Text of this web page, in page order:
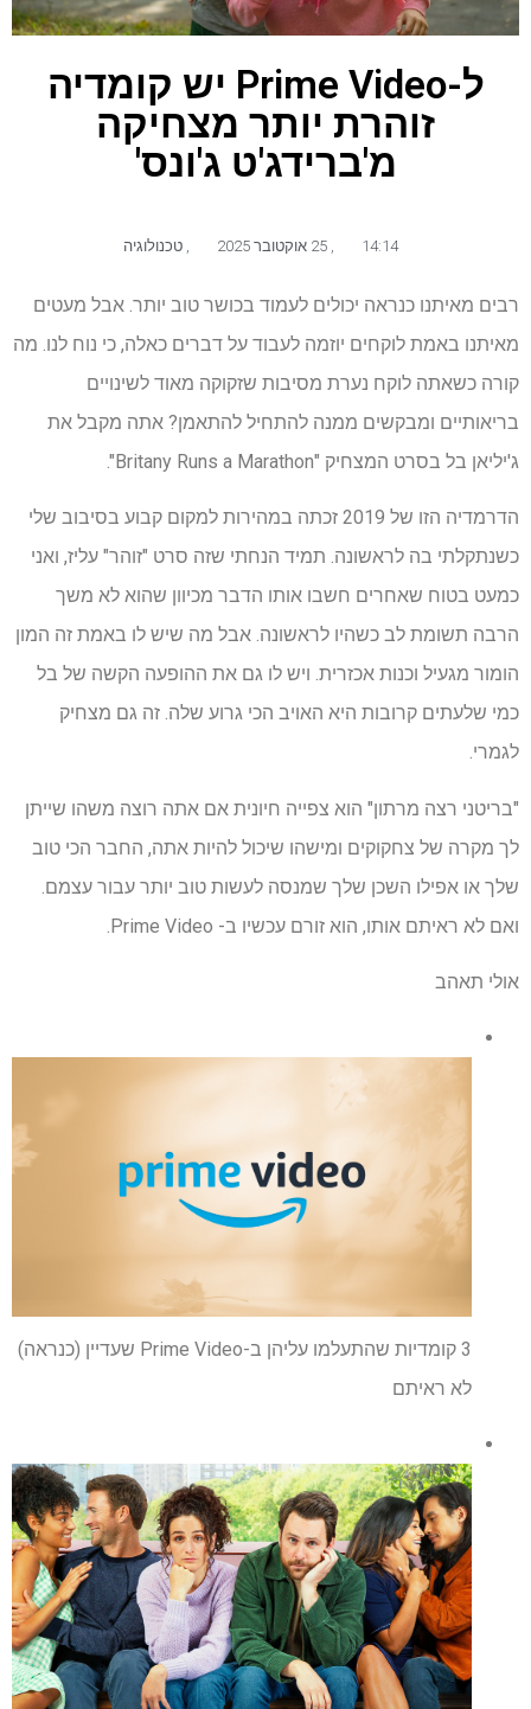
ל-Prime Video יש קומדיה
זוהרת יותר מצחיקה
מ'ברידג'ט ג'ונס'
14:14 טכנולוגיה
רבים מאיתנו כנראה יכולים לעמוד בכושר טוב יותר. אבל מעטים
מאיתנו באמת לוקחים יוזמה לעבוד על דברים כאלה, כי נוח לנו. מה
קורה כשאתה לוקח נערת מסיבות שזקוקה מאוד לשינויים
בריאותיים ומבקשים ממנה להתחיל להתאמן? אתה מקבל את
ג'יליאן בל בסרט המצחיק "Britany Runs a Marathon".
הדרמדיה הזו של 2019 זכתה במהירות למקום קבוע בסיבוב שלי
כשנתקלתי בה לראשונה. תמיד הנחתי שזה סרט "זוהר" עליז, ואני
כמעט בטוח שאחרים חשבו אותו הדבר מכיוון שהוא לא משך
הרבה תשומת לב כשהיו לראשונה. אבל מה שיש לו באמת זה המון
הומור מגעיל וכנות אכזרית. ויש לו גם את ההופעה הקשה של בל
כמי שלעתים קרובות היא האויב הכי גרוע שלה. זה גם מצחיק
לגמרי.
"בריטני רצה מרתון" הוא צפייה חיונית אם אתה רוצה משהו שייתן
לך מקרה של צחקוקים ומישהו שיכול להיות אתה, החבר הכי טוב
שלך או אפילו השכן שלך שמנסה לעשות טוב יותר עבור עצמם.
ואם לא ראיתם אותו, הוא זורם עכשיו ב- Prime Video.
אולי תאהב
3 קומדיות שהתעלמו עליהן ב-Prime Video שעדיין (כנראה)
לא ראיתם